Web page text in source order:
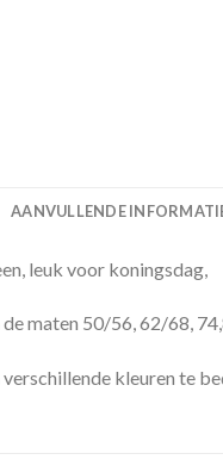
AANVULLENDE
leuk voor koningsdag,
maten 50/56, 62/68,
kleuren te